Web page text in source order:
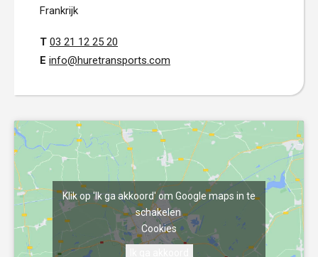
Frankrijk
T 03 21 12 25 20
E info@huretransports.com
Klik op 'Ik ga akkoord' om Google maps in te
schakelen
Cookies